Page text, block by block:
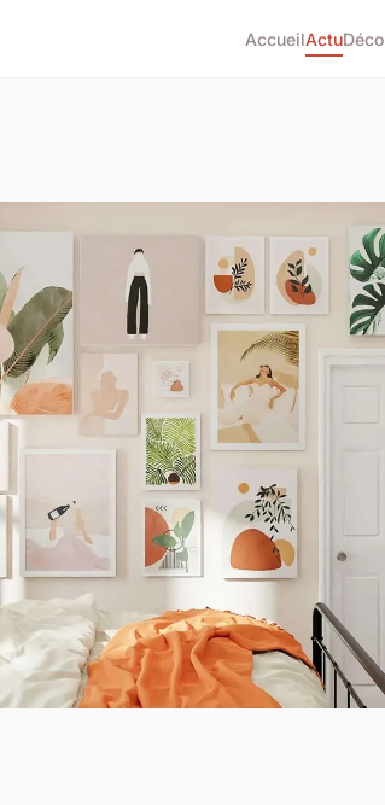
AccueilActuDéco